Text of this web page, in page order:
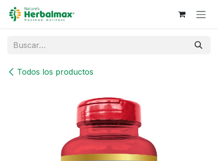
Ir al contenido
Todos los productos